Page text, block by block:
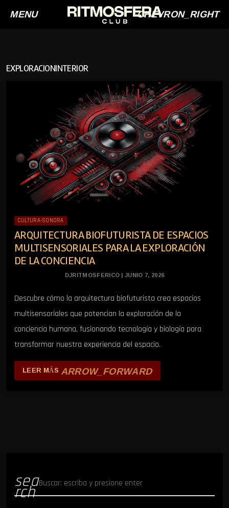
MENU CHEVRON_RIGHT
EXPLORACIONINTERIOR
CULTURA-SONORA
ARQUITECTURA BIOFUTURISTA DE ESPACIOS
MULTISENSORIALES PARA LA EXPLORACIÓN
DE LA CONCIENCIA
DJRITMOSFERICO | JUNIO 7, 2026
Descubre cómo la arquitectura biofuturista crea espacios
multisensoriales que potencian la exploración de la
conciencia humana, fusionando tecnología y biología para
transformar nuestra experiencia del espacio.
LEER MÁS ARROW_FORWARD
sea
rch